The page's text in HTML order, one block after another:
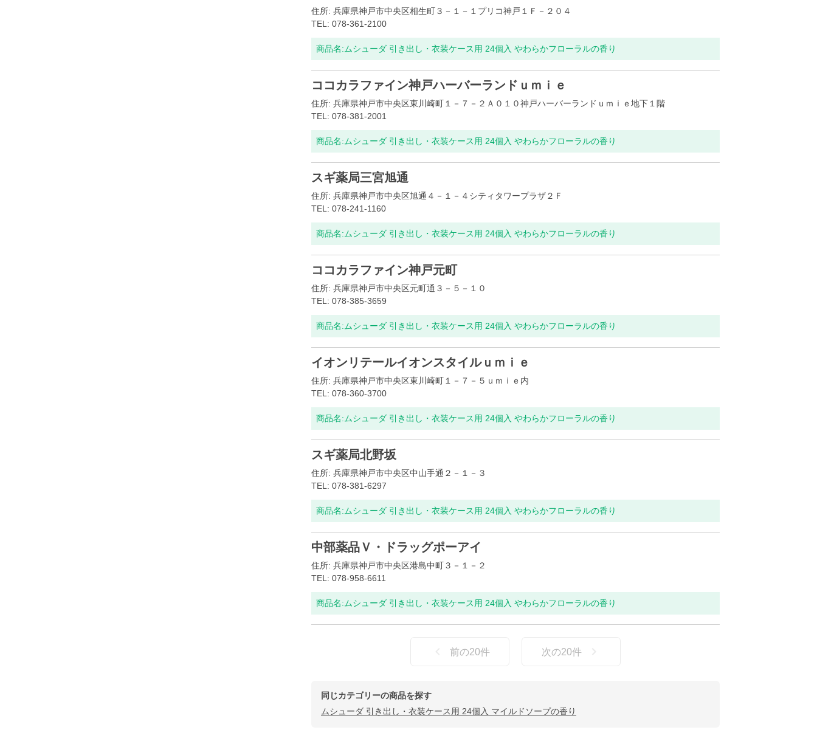
住所: 兵庫県神戸市中央区相生町３－１－１プリコ神戸１Ｆ－２０４
TEL: 078-361-2100
商品名: ムシューダ 引き出し・衣装ケース用 24個入 やわらかフローラルの香り
ココカラファイン神戸ハーバーランドｕｍｉｅ
住所: 兵庫県神戸市中央区東川崎町１－７－２Ａ０１０神戸ハーバーランドｕｍｉｅ地下１階
TEL: 078-381-2001
商品名: ムシューダ 引き出し・衣装ケース用 24個入 やわらかフローラルの香り
スギ薬局三宮旭通
住所: 兵庫県神戸市中央区旭通４－１－４シティタワープラザ２Ｆ
TEL: 078-241-1160
商品名: ムシューダ 引き出し・衣装ケース用 24個入 やわらかフローラルの香り
ココカラファイン神戸元町
住所: 兵庫県神戸市中央区元町通３－５－１０
TEL: 078-385-3659
商品名: ムシューダ 引き出し・衣装ケース用 24個入 やわらかフローラルの香り
イオンリテールイオンスタイルｕｍｉｅ
住所: 兵庫県神戸市中央区東川崎町１－７－５ｕｍｉｅ内
TEL: 078-360-3700
商品名: ムシューダ 引き出し・衣装ケース用 24個入 やわらかフローラルの香り
スギ薬局北野坂
住所: 兵庫県神戸市中央区中山手通２－１－３
TEL: 078-381-6297
商品名: ムシューダ 引き出し・衣装ケース用 24個入 やわらかフローラルの香り
中部薬品Ｖ・ドラッグポーアイ
住所: 兵庫県神戸市中央区港島中町３－１－２
TEL: 078-958-6611
商品名: ムシューダ 引き出し・衣装ケース用 24個入 やわらかフローラルの香り
前の20件 次の20件
同じカテゴリーの商品を探す
ムシューダ 引き出し・衣装ケース用 24個入 マイルドソープの香り